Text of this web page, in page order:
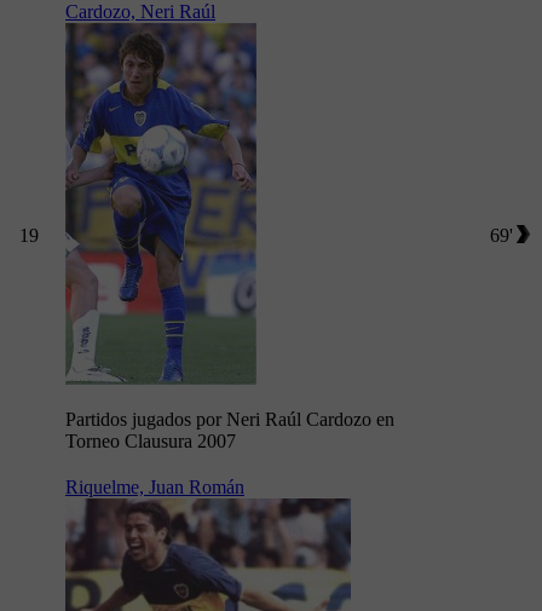
19
Cardozo, Neri Raúl
Partidos jugados por Neri Raúl Cardozo en
Torneo Clausura 2007
69'
Riquelme, Juan Román